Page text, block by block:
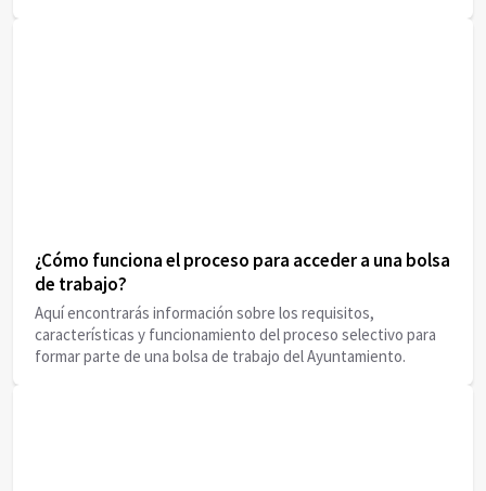
¿Cómo funciona el proceso para acceder a una bolsa
de trabajo?
Aquí encontrarás información sobre los requisitos,
características y funcionamiento del proceso selectivo para
formar parte de una bolsa de trabajo del Ayuntamiento.